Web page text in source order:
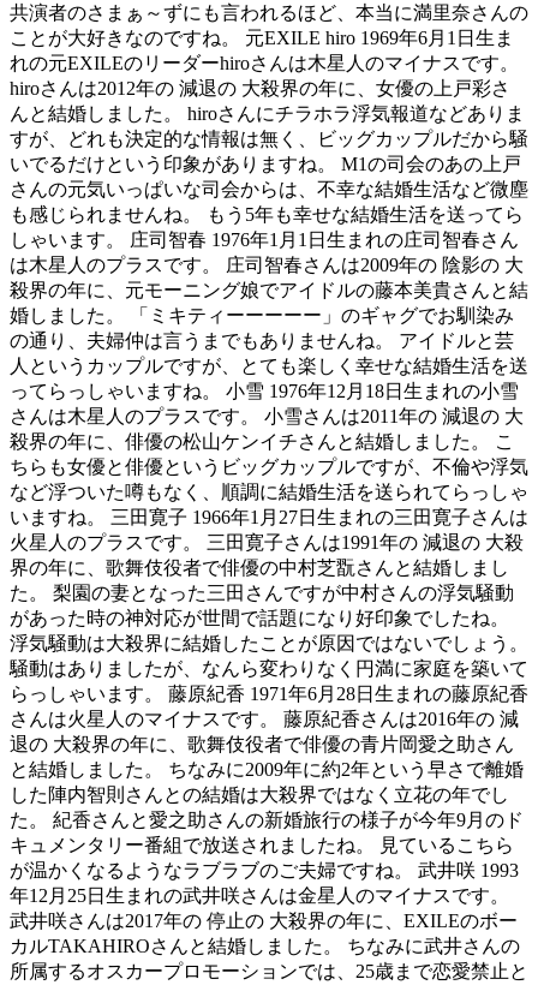
共演者のさまぁ～ずにも言われるほど、本当に満里奈さんの
ことが大好きなのですね。 元EXILE hiro 1969年6月1日生ま
れの元EXILEのリーダーhiroさんは木星人のマイナスです。
hiroさんは2012年の 減退の 大殺界の年に、女優の上戸彩さ
んと結婚しました。 hiroさんにチラホラ浮気報道などありま
すが、どれも決定的な情報は無く、ビッグカップルだから騒
いでるだけという印象がありますね。 M1の司会のあの上戸
さんの元気いっぱいな司会からは、不幸な結婚生活など微塵
も感じられませんね。 もう5年も幸せな結婚生活を送ってら
しゃいます。 庄司智春 1976年1月1日生まれの庄司智春さん
は木星人のプラスです。 庄司智春さんは2009年の 陰影の 大
殺界の年に、元モーニング娘でアイドルの藤本美貴さんと結
婚しました。 「ミキティーーーーー」のギャグでお馴染み
の通り、夫婦仲は言うまでもありませんね。 アイドルと芸
人というカップルですが、とても楽しく幸せな結婚生活を送
ってらっしゃいますね。 小雪 1976年12月18日生まれの小雪
さんは木星人のプラスです。 小雪さんは2011年の 減退の 大
殺界の年に、俳優の松山ケンイチさんと結婚しました。 こ
ちらも女優と俳優というビッグカップルですが、不倫や浮気
など浮ついた噂もなく、順調に結婚生活を送られてらっしゃ
いますね。 三田寛子 1966年1月27日生まれの三田寛子さんは
火星人のプラスです。 三田寛子さんは1991年の 減退の 大殺
界の年に、歌舞伎役者で俳優の中村芝翫さんと結婚しまし
た。 梨園の妻となった三田さんですが中村さんの浮気騒動
があった時の神対応が世間で話題になり好印象でしたね。
浮気騒動は大殺界に結婚したことが原因ではないでしょう。
騒動はありましたが、なんら変わりなく円満に家庭を築いて
らっしゃいます。 藤原紀香 1971年6月28日生まれの藤原紀香
さんは火星人のマイナスです。 藤原紀香さんは2016年の 減
退の 大殺界の年に、歌舞伎役者で俳優の青片岡愛之助さん
と結婚しました。 ちなみに2009年に約2年という早さで離婚
した陣内智則さんとの結婚は大殺界ではなく立花の年でし
た。 紀香さんと愛之助さんの新婚旅行の様子が今年9月のド
キュメンタリー番組で放送されましたね。 見ているこちら
が温かくなるようなラブラブのご夫婦ですね。 武井咲 1993
年12月25日生まれの武井咲さんは金星人のマイナスです。
武井咲さんは2017年の 停止の 大殺界の年に、EXILEのボー
カルTAKAHIROさんと結婚しました。 ちなみに武井さんの
所属するオスカープロモーションでは、25歳まで恋愛禁止と